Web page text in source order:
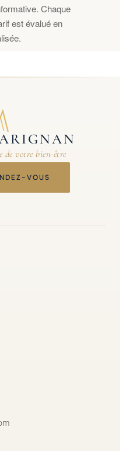
Chaque
est évalué en
de votre bien-être
VOUS